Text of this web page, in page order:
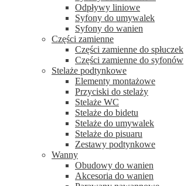
Odpływy liniowe
Syfony do umywalek
Syfony do wanien
Części zamienne
Części zamienne do spłuczek
Części zamienne do syfonów
Stelaże podtynkowe
Elementy montażowe
Przyciski do stelaży
Stelaże WC
Stelaże do bidetu
Stelaże do umywalek
Stelaże do pisuaru
Zestawy podtynkowe
Wanny
Obudowy do wanien
Akcesoria do wanien